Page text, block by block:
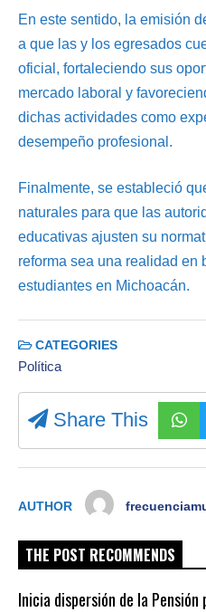
En este sentido, la emisión
a que las y los egresados
oficial, fortaleciendo sus
mercado laboral y
dichas actividades como
desempeño profesional.
Finalmente, se estableció
naturales para que las
educativas ajusten su
reforma sea una realidad en
estudiantes en Michoacán.
CATEGORIES
Política
Share This
AUTHOR
THE POST RECOMMENDS
Inicia dispersión de la Pensión